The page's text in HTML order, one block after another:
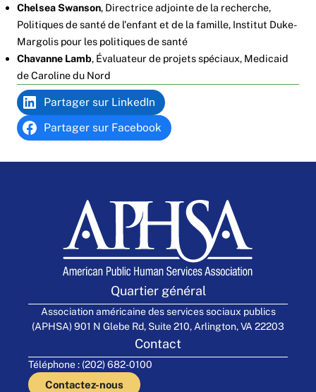
Chelsea Swanson, Directrice adjointe de la recherche,
Politiques de santé de l'enfant et de la famille, Institut Duke-
Margolis pour les politiques de santé
Chavanne Lamb, Évaluateur de projets spéciaux, Medicaid
de Caroline du Nord
Partager sur LinkedIn
Partager sur Facebook
Quartier général
Association américaine des services sociaux publics
(APHSA) 901 N Glebe Rd, Suite 210, Arlington, VA 22203
Contact
Téléphone : (202) 682-0100
Contactez-nous